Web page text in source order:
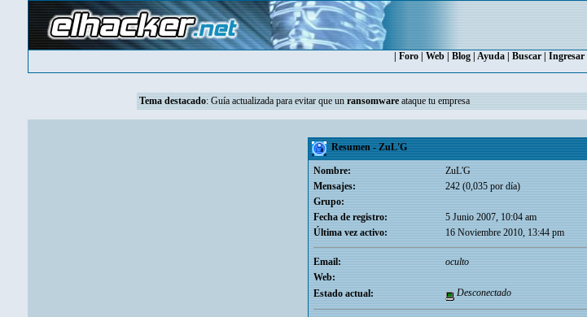
Foro| Web| Blog| Ayuda| Buscar| Ingresar|
Tema destacado: Guía actualizada para evitar que un ransomware ataque tu empresa
Resumen - ZuL'G
Nombre:
ZuL'G
Mensajes:
242 (0,035 por día)
Grupo:
Fecha de registro:
5 Junio 2007, 10:04 am
Última vez activo:
16 Noviembre 2010, 13:44 pm
Email:
oculto
Web:
Estado actual:
Desconectado